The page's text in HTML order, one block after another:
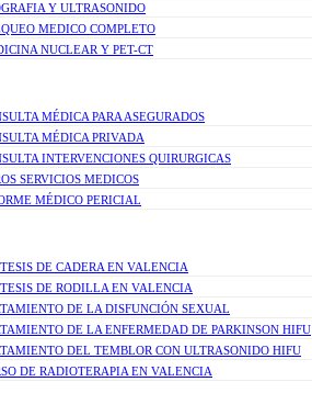
Y ULTRASONIDO
MEDICO COMPLETO
NUCLEAR Y PET-CT
MÉDICA PARA ASEGURADOS
MÉDICA PRIVADA
INTERVENCIONES QUIRURGICAS
SERVICIOS MEDICOS
MÉDICO PERICIAL
DE CADERA EN VALENCIA
DE RODILLA EN VALENCIA
DE LA DISFUNCIÓN SEXUAL
DE LA ENFERMEDAD DE PARKINSON HIFU
DEL TEMBLOR CON ULTRASONIDO HIFU
DE RADIOTERAPIA EN VALENCIA